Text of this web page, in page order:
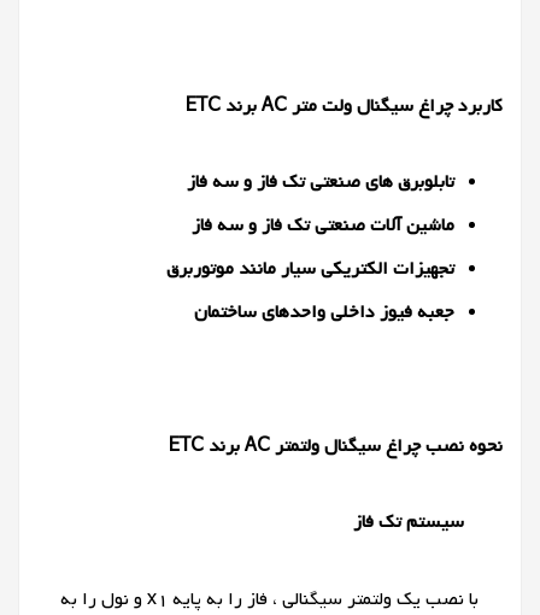
کاربرد چراغ سیگنال ولت مترACبرند ETC
تابلوبرق های صنعتی تک فاز و سه فاز
ماشین آلات صنعتی تک فاز و سه فاز
تجهیزات الکتریکی سیار مانند موتوربرق
جعبه فیوز داخلی واحدهای ساختمان
نحوه نصب چراغ سیگنال ولتمترACبرند ETC
سیستم تک فاز
با نصب یک ولتمتر سیگنالی ، فاز را به پایه x1 و نول را به